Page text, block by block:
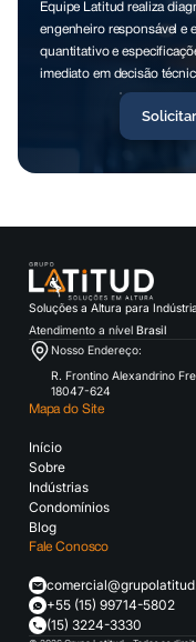
Equipe Latitud realiza
engenheiro responsável e
quantitativo e
imediato em decisão
Soluções a Altura para
Atendimento a nível Brasil
Nosso Endereço:
R. Frontino Alexandrino
18047-624
Mapa do Site
Início
Sobre
Indústrias
Condomínios
Blog
Fale Conosco
+55 (15) 99714-5802
(15) 3224-3330